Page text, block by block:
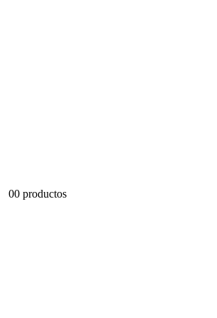
00 productos